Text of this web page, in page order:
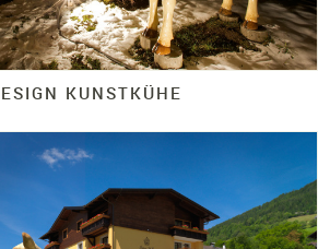
KUNSTKÜHE